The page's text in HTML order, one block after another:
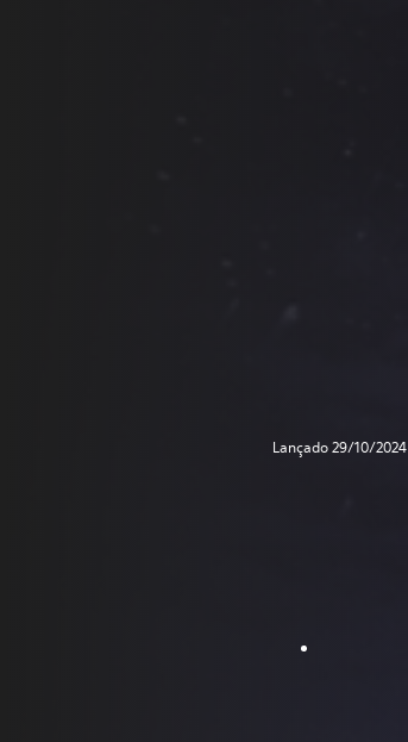
Lançado 29/10/2024